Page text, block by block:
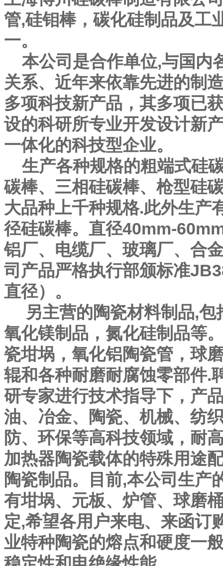
管,硅钼棒，碳化硅制品及工
一。
本公司是合作单位,与国内
关系、近年来依靠先进的制
多项科技新产品，其多项已
设的科研所专业开发设计新
一体化的科技型企业。
生产各种规格的粗端式硅
碳棒、三相硅碳棒、枪型硅
大品种上千种规格.此外生产
径硅碳棒。直径40mm-
铝厂、电缆厂、玻璃厂、合
司产品严格执行部颁标准
直径）。
另主营的陶瓷材料制品,
氧化镁制品，氮化硅制品等
瓷坩埚，氧化铝陶瓷管，球
辊和各种耐磨耐腐蚀零部件.
研专家进行技术指导下，产
油、冶金、陶瓷、机械、纺
防、环保等高科技领域，耐
加热器陶瓷载体的特殊用途
陶瓷制品。目前,本公司生产
有坩埚、元板、炉管、球磨
定,希望各用户来电、来函订
业特种陶瓷的熔点和硬度一